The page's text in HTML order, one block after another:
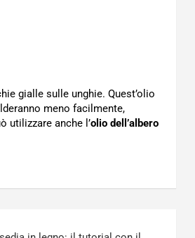
gialle sulle unghie. Quest’olio
meno facilmente,
utilizzare anche l’olio dell’albero